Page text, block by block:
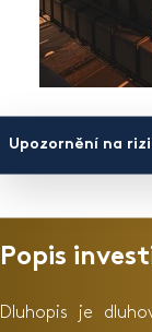
Upozornění na
Popis
Dluhopis je